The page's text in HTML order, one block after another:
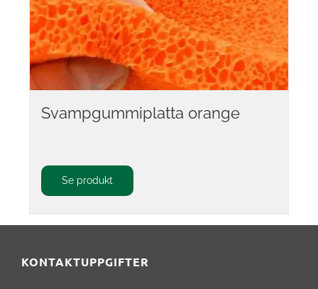
Svampgummiplatta orange
Se produkt
KONTAKTUPPGIFTER